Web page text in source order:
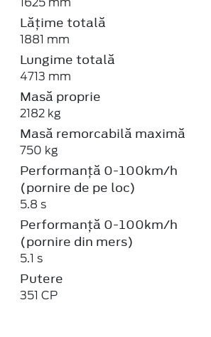
Lățime totală
1881 mm
Lungime totală
4713 mm
Masă proprie
2182 kg
Masă remorcabilă maximă
750 kg
Performanță 0-100km/h
(pornire de pe loc)
5.8 s
Performanță 0-100km/h
(pornire din mers)
5.1 s
Putere
351 CP